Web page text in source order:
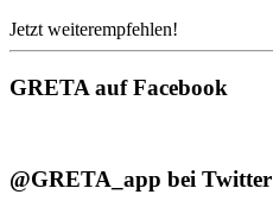
Jetzt weiterempfehlen!
GRETA auf Facebook
@GRETA_app bei Twitter